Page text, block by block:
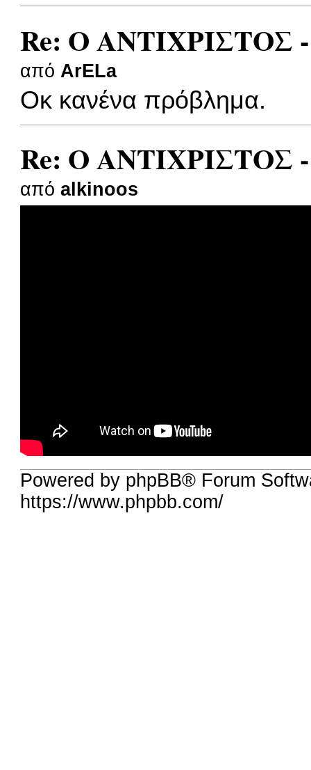
Re: Ο ΑΝΤΙΧΡΙΣΤΟΣ
από ArELa
Οκ κανένα πρόβλημα.
Re: Ο ΑΝΤΙΧΡΙΣΤΟΣ
απόalkinoos
Powered by phpBB® Forum
https://www.phpbb.com/